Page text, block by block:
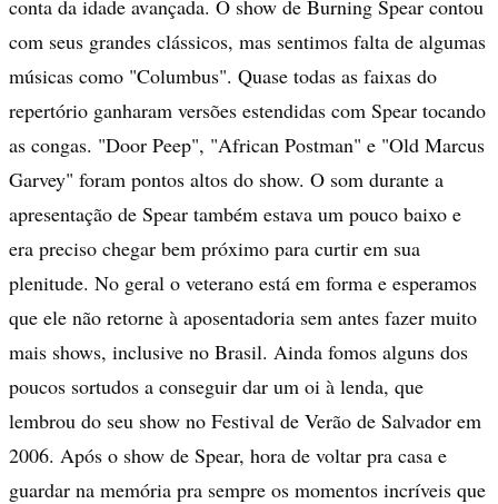
conta da idade avançada. O show de Burning Spear contou
com seus grandes clássicos, mas sentimos falta de algumas
músicas como "Columbus". Quase todas as faixas do
repertório ganharam versões estendidas com Spear tocando
as congas. "Door Peep", "African Postman" e "Old Marcus
Garvey" foram pontos altos do show. O som durante a
apresentação de Spear também estava um pouco baixo e
era preciso chegar bem próximo para curtir em sua
plenitude. No geral o veterano está em forma e esperamos
que ele não retorne à aposentadoria sem antes fazer muito
mais shows, inclusive no Brasil. Ainda fomos alguns dos
poucos sortudos a conseguir dar um oi à lenda, que
lembrou do seu show no Festival de Verão de Salvador em
2006. Após o show de Spear, hora de voltar pra casa e
guardar na memória pra sempre os momentos incríveis que